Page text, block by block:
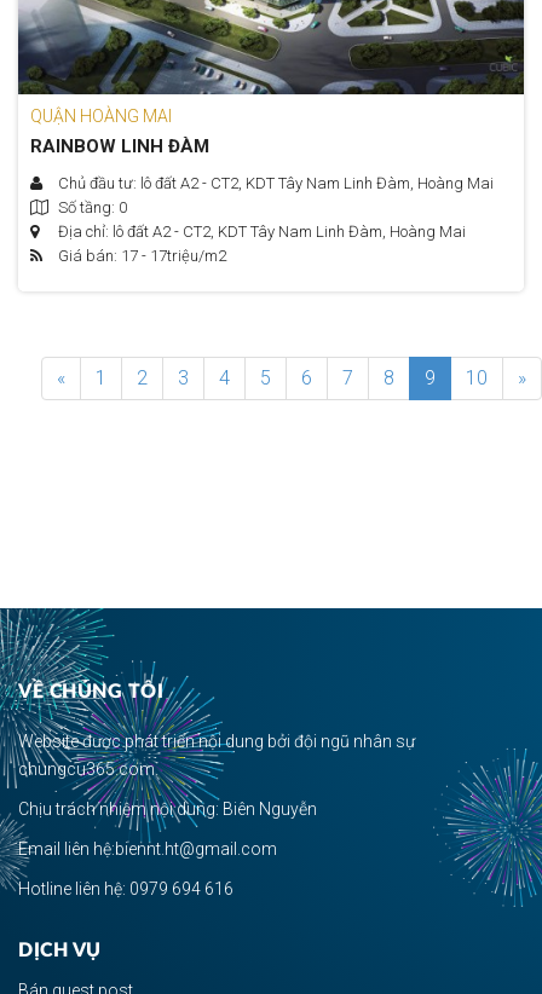
QUẬN HOÀNG MAI
RAINBOW LINH ĐÀM
Chủ đầu tư: lô đất A2 - CT2, KDT Tây Nam Linh Đàm, Hoàng Mai
Số tầng: 0
Địa chỉ: lô đất A2 - CT2, KDT Tây Nam Linh Đàm, Hoàng Mai
Giá bán: 17 - 17triệu/m2
« 1 2 3 4 5 6 7 8 9 10 »
VỀ CHÚNG TÔI
Website được phát triển nội dung bởi đội ngũ nhân sự
chungcu365.com.
Chịu trách nhiệm nội dung: Biên Nguyễn
Email liên hệ:biennt.ht@gmail.com
Hotline liên hệ: 0979 694 616
DỊCH VỤ
Bán guest post